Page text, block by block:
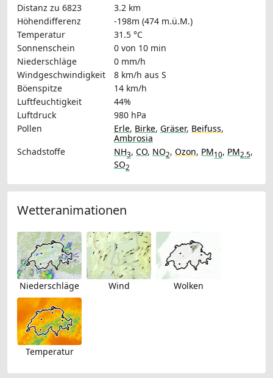
Distanz zu 6823
3.2 km
Höhendifferenz
-198m (474 m.ü.M.)
Temperatur
31.5 °C
Sonnenschein
0 von 10 min
Niederschläge
0 mm/h
Windgeschwindigkeit
8 km/h aus S
Böenspitze
14 km/h
Luftfeuchtigkeit
44%
Luftdruck
980 hPa
Pollen
Erle, Birke, Gräser, Beifuss,
Ambrosia
Schadstoffe
NH3, CO, NO2, Ozon, PM10, PM2.5,
SO2
Wetteranimationen
Niederschläge Wind Wolken
Temperatur